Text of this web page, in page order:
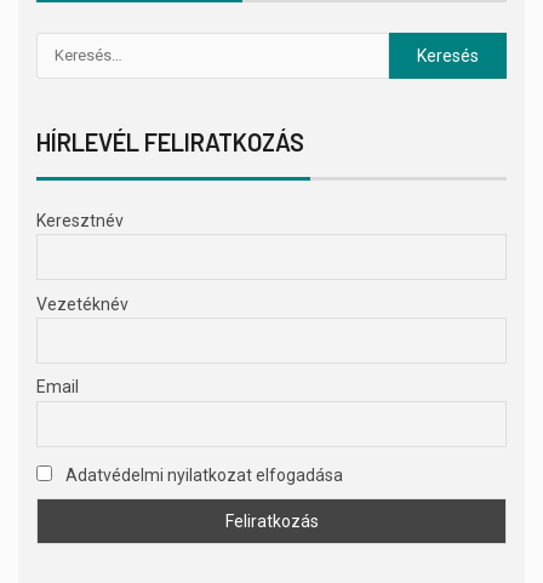
HÍRLEVÉL FELIRATKOZÁS
Keresztnév
Vezetéknév
Email
Adatvédelmi nyilatkozat elfogadása